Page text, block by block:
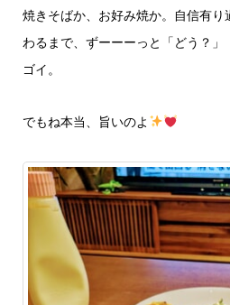
焼きそばか、お好み焼か。自信有
わるまで、ずーーーっと「どう？」
ゴイ。
でもね本当、旨いのよ